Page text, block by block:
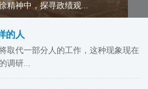
精神中，探寻政绩观...
的人
取代一部分人的工作，这种现象现在
调研...